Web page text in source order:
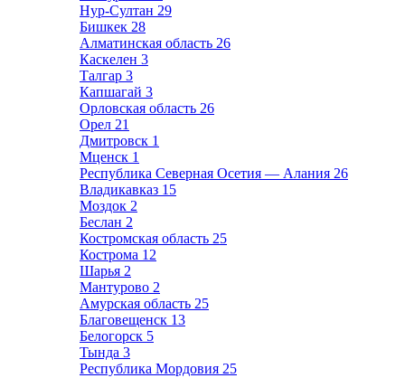
Нур-Султан 29
Бишкек 28
Алматинская область 26
Каскелен 3
Талгар 3
Капшагай 3
Орловская область 26
Орел 21
Дмитровск 1
Мценск 1
Республика Северная Осетия — Алания 26
Владикавказ 15
Моздок 2
Беслан 2
Костромская область 25
Кострома 12
Шарья 2
Мантурово 2
Амурская область 25
Благовещенск 13
Белогорск 5
Тында 3
Республика Мордовия 25